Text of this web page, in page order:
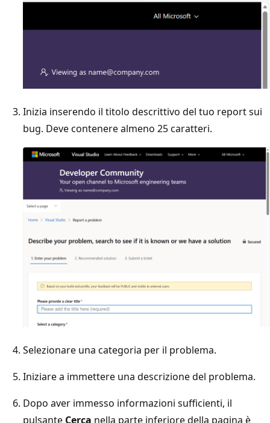
Inizia inserendo il titolo descrittivo del tuo report sui
bug. Deve contenere almeno 25 caratteri.
Selezionare una categoria per il problema.
Iniziare a immettere una descrizione del problema.
Dopo aver immesso informazioni sufficienti, il
pulsante Cerca nella parte inferiore della pagina è